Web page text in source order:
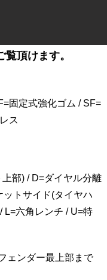
頂けます。
固定式強化ゴム / SF=
ス
部) / D=ダイヤル分離
トサイド(タイヤハ
L=六角レンチ / U=特
ェンダー最上部まで